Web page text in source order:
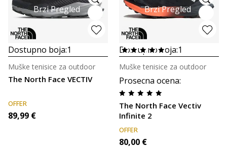
Brzi Pregled
Dostupno boja:1
The North Face VECTIV
Muške tenisice za outdoor
OFFER
89,99 €
Brzi Pregled
Dostupno boja:1
Prosecna ocena:
The North Face Vectiv
Infinite 2
Muške tenisice za outdoor
OFFER
80,00 €